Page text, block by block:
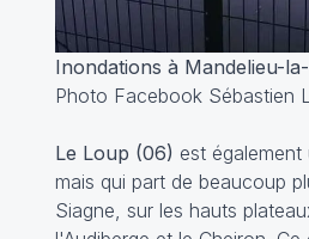
Inondations à Mandelieu-
Photo Facebook Sébastien
Le Loup (06) est
mais qui part de beaucoup
Siagne, sur les hauts